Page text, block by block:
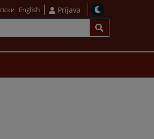
English Prijava